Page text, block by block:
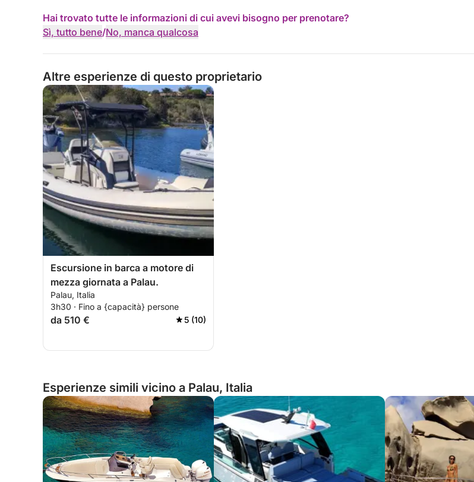
Hai trovato tutte le informazioni di cui avevi bisogno per prenotare?
Sì, tutto bene/No, manca qualcosa
Altre esperienze di questo proprietario
Escursione in barca a motore di
mezza giornata a Palau.
Palau, Italia
3h30 · Fino a {capacità} persone
da 510 € 5 (10)
Esperienze simili vicino a Palau, Italia